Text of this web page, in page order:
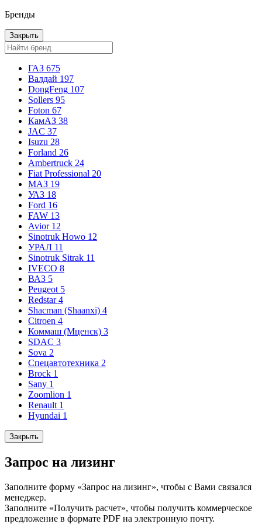
Бренды
Закрыть
ГАЗ 675
Валдай 197
DongFeng 107
Sollers 95
Foton 67
КамАЗ 38
JAC 37
Isuzu 28
Forland 26
Ambertruck 24
Fiat Professional 20
МАЗ 19
УАЗ 18
Ford 16
FAW 13
Avior 12
Sinotruk Howo 12
УРАЛ 11
Sinotruk Sitrak 11
IVECO 8
ВАЗ 5
Peugeot 5
Redstar 4
Shacman (Shaanxi) 4
Citroen 4
Коммаш (Мценск) 3
SDAC 3
Sova 2
Спецавтотехника 2
Brock 1
Sany 1
Zoomlion 1
Renault 1
Hyundai 1
Закрыть
Запрос на лизинг
Заполните форму «Запрос на лизинг», чтобы с Вами связался
менеджер.
Заполните «Получить расчет», чтобы получить коммерческое
предложение в формате PDF на электронную почту.